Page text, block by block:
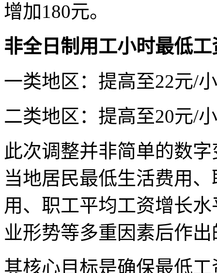
增加180元。
非全日制用工小时最低
一类地区：提高至22元/
二类地区：提高至20元/
此次调整并非简单的数
当地居民最低生活费用
用、职工平均工资增长
业形势等多重因素后作
其核心目标是确保最低